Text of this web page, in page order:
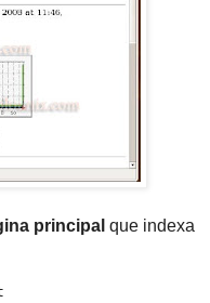
principal que indexa